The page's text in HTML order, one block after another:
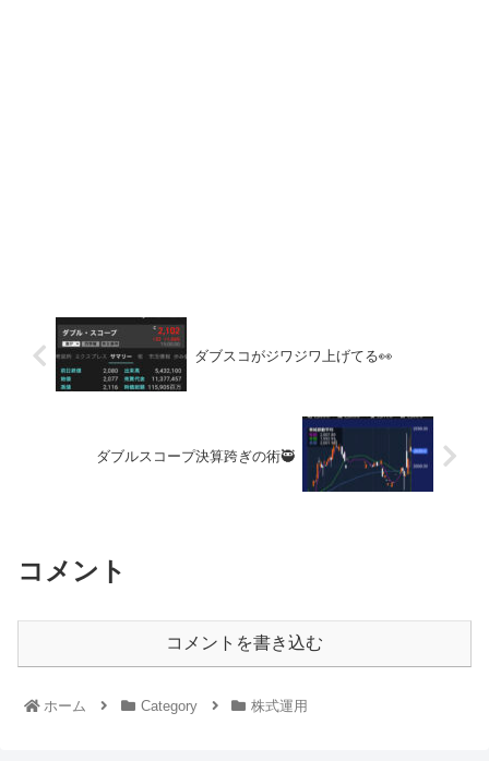
ダブスコがジワジワ上げてる👀
ダブルスコープ決算跨ぎの術🥷
コメント
コメントを書き込む
ホーム Category 株式運用